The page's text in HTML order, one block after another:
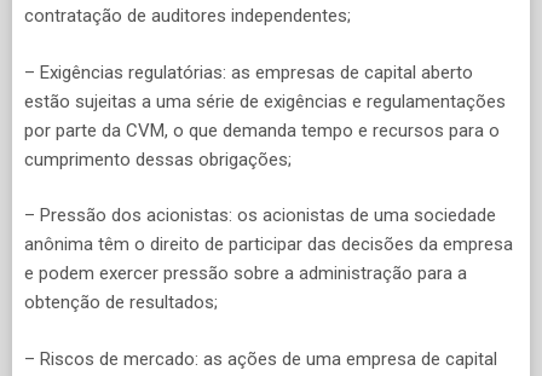
contratação de auditores independentes;
– Exigências regulatórias: as empresas de capital aberto
estão sujeitas a uma série de exigências e regulamentações
por parte da CVM, o que demanda tempo e recursos para o
cumprimento dessas obrigações;
– Pressão dos acionistas: os acionistas de uma sociedade
anônima têm o direito de participar das decisões da empresa
e podem exercer pressão sobre a administração para a
obtenção de resultados;
– Riscos de mercado: as ações de uma empresa de capital